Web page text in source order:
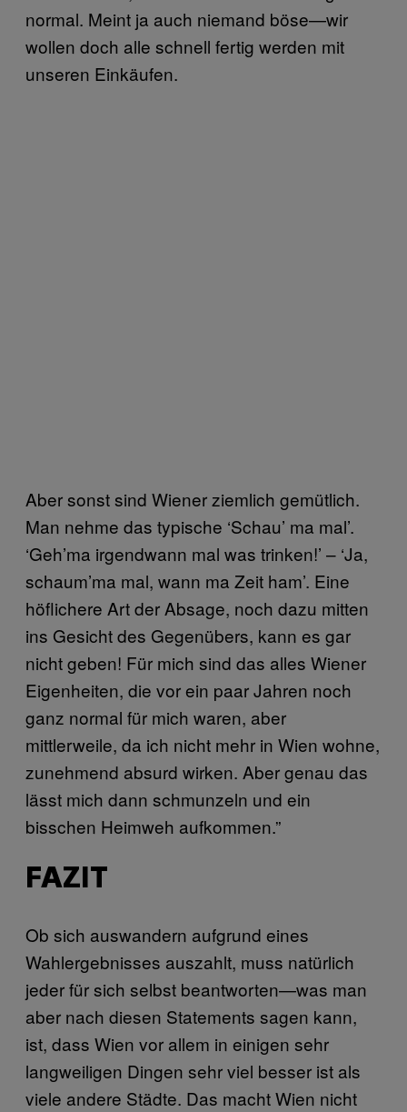
normal. Meint ja auch niemand böse—wir
wollen doch alle schnell fertig werden mit
unseren Einkäufen.
Aber sonst sind Wiener ziemlich gemütlich.
Man nehme das typische ‘Schau’ ma mal’.
‘Geh’ma irgendwann mal was trinken!’ – ‘Ja,
schaum’ma mal, wann ma Zeit ham’. Eine
höflichere Art der Absage, noch dazu mitten
ins Gesicht des Gegenübers, kann es gar
nicht geben! Für mich sind das alles Wiener
Eigenheiten, die vor ein paar Jahren noch
ganz normal für mich waren, aber
mittlerweile, da ich nicht mehr in Wien wohne,
zunehmend absurd wirken. Aber genau das
lässt mich dann schmunzeln und ein
bisschen Heimweh aufkommen.”
FAZIT
Ob sich auswandern aufgrund eines
Wahlergebnisses auszahlt, muss natürlich
jeder für sich selbst beantworten—was man
aber nach diesen Statements sagen kann,
ist, dass Wien vor allem in einigen sehr
langweiligen Dingen sehr viel besser ist als
viele andere Städte. Das macht Wien nicht